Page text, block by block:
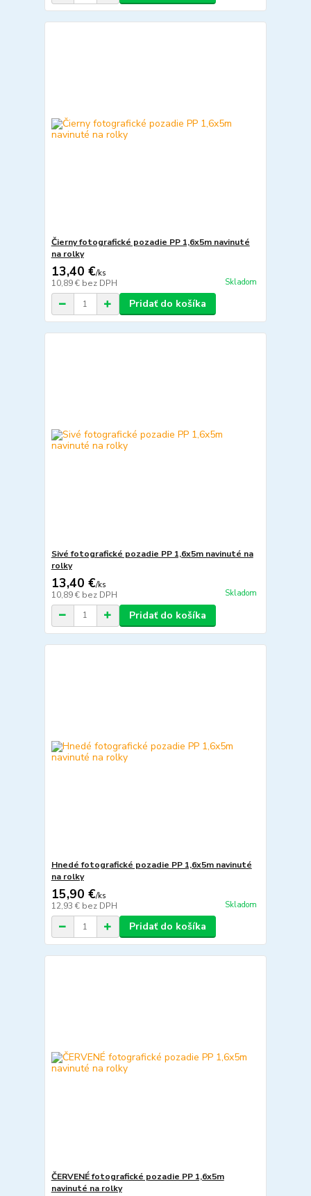
Čierny fotografické pozadie PP 1,6x5m navinuté
na rolky
13,40 €/ks
10,89 € bez DPH Skladom
Pridať do košíka
Sivé fotografické pozadie PP 1,6x5m navinuté na
rolky
13,40 €/ks
10,89 € bez DPH Skladom
Pridať do košíka
Hnedé fotografické pozadie PP 1,6x5m navinuté
na rolky
15,90 €/ks
12,93 € bez DPH Skladom
Pridať do košíka
ČERVENÉ fotografické pozadie PP 1,6x5m
navinuté na rolky